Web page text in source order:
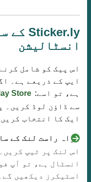
انسٹالیشن
اس پیک کو شامل
ایپ کے ذریعے ہے۔
ہے، تو اسے: Store
سے ڈاؤن لوڈ کریں۔
ایک کا انتخاب
براہ راست لنک کے
انسٹال ہے، تو آپ
اسٹیکرز دیکھیں گے۔